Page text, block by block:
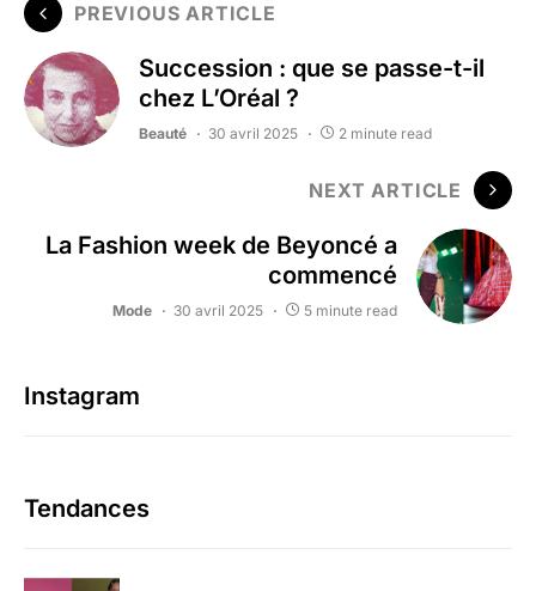
PREVIOUS ARTICLE
Succession : que se passe-t-il
chez L’Oréal ?
Beauté 30 avril 2025 2 minute read
NEXT ARTICLE
La Fashion week de Beyoncé a
commencé
Mode 30 avril 2025 5 minute read
Instagram
Tendances